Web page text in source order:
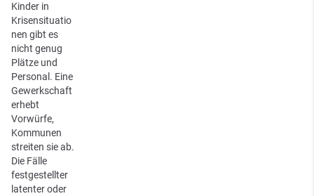
Kinder in
Krisensituatio
nen gibt es
nicht genug
Plätze und
Personal. Eine
Gewerkschaft
erhebt
Vorwürfe,
Kommunen
streiten sie ab.
Die Fälle
festgestellter
latenter oder